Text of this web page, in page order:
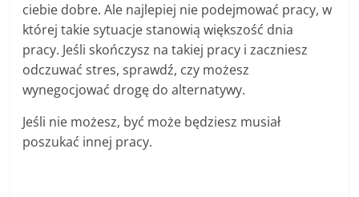
ciebie dobre. Ale najlepiej nie podejmować pracy, w
której takie sytuacje stanowią większość dnia
pracy. Jeśli skończysz na takiej pracy i zaczniesz
odczuwać stres, sprawdź, czy możesz
wynegocjować drogę do alternatywy.
Jeśli nie możesz, być może będziesz musiał
poszukać innej pracy.